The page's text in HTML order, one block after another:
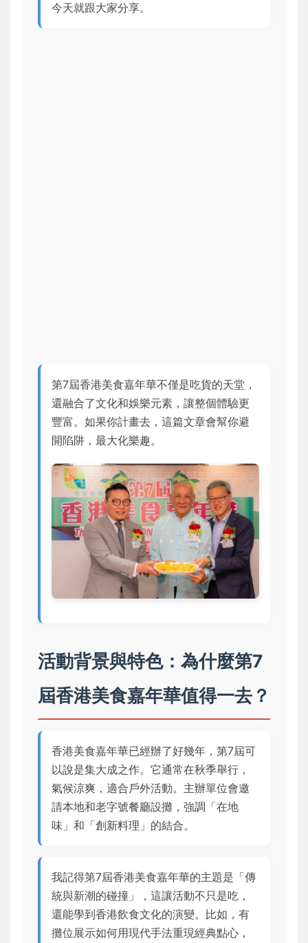
今天就跟大家分享。
第7屆香港美食嘉年華不僅是吃貨的天堂，
還融合了文化和娛樂元素，讓整個體驗更
豐富。如果你計畫去，這篇文章會幫你避
開陷阱，最大化樂趣。
活動背景與特色：為什麼第7
屆香港美食嘉年華值得一去？
香港美食嘉年華已經辦了好幾年，第7屆可
以說是集大成之作。它通常在秋季舉行，
氣候涼爽，適合戶外活動。主辦單位會邀
請本地和老字號餐廳設攤，強調「在地
味」和「創新料理」的結合。
我記得第7屆香港美食嘉年華的主題是「傳
統與新潮的碰撞」，這讓活動不只是吃，
還能學到香港飲食文化的演變。比如，有
攤位展示如何用現代手法重現經典點心，